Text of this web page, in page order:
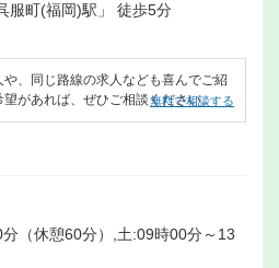
服町(福岡)駅」 徒歩5分
、同じ路線の求人なども喜んでご紹
があれば、ぜひご相談ください。
無料で相談する
（休憩60分）,土:09時00分～13